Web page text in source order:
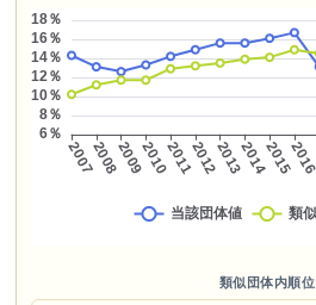
類似団体内順位